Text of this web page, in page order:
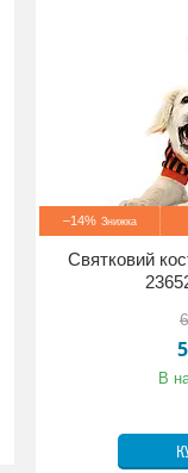
–14%
Святковий
В